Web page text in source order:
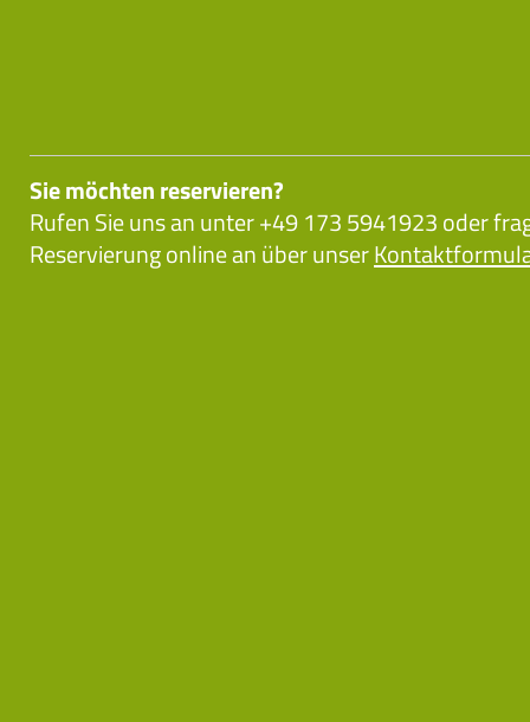
Sie möchten reservieren?
Rufen Sie uns an unter +49 173 5941923 oder
Reservierung online an über unser